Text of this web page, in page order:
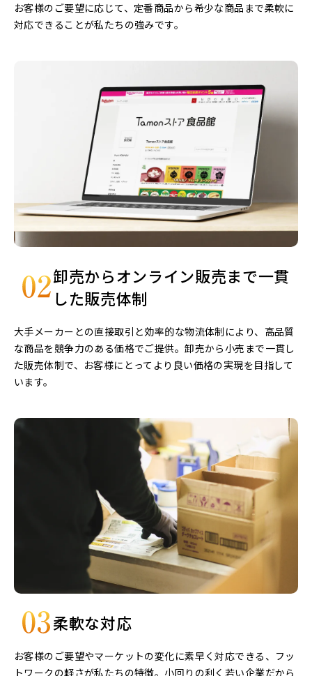
お客様のご要望に応じて、定番商品から希少な商品まで柔軟に
対応できることが私たちの強みです。
卸売からオンライン販売まで一貫
した販売体制
大手メーカーとの直接取引と効率的な物流体制により、高品質
な商品を競争力のある価格でご提供。卸売から小売まで一貫し
た販売体制で、お客様にとってより良い価格の実現を目指して
います。
柔軟な対応
お客様のご要望やマーケットの変化に素早く対応できる、フッ
トワークの軽さが私たちの特徴。小回りの利く若い企業だから